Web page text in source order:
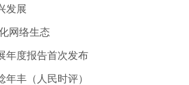
发展
网络生态
年度报告首次发布
年丰（人民时评）